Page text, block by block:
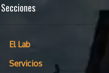
Secciones
El Lab
Servicios